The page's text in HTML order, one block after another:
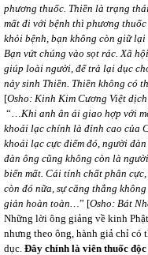
phương thuốc. Thiền là trạng
mất đi với bệnh thì phương
khỏi bệnh, bạn không còn giữ
Bạn vứt chúng vào sọt rác. Xã
giúp loài người, để trả lại dục
nảy sinh Thiền. Thiền không có
[Osho: Kinh Kim Cương Việt
“…Khi anh ân ái giao hợp với
khoái lạc chính là đỉnh cao của
khoái lạc cực điểm đó, người
đàn ông cũng không còn là
biến mất. Cái tính chất phân
còn đó nữa, sự căng thẳng
giản hoàn toàn…” [Osho: Bát
Những lời ông giảng về kinh
nhưng theo ông, hành giả chỉ có
dục. Đây chính là viên thuốc